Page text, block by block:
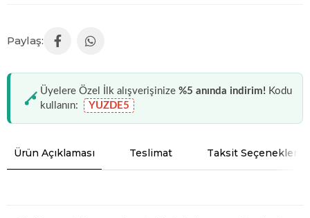
Üyelere Özel İlk alışverişinize %5 anında indirim! Kodu
kullanın:
YUZDE5
Ürün Açıklaması Teslimat Taksit Seçenekleri